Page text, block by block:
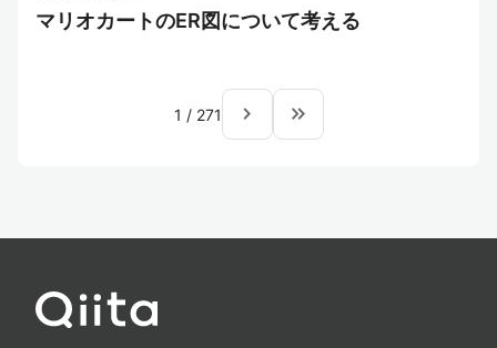
マリオカートのER図について考える
1 / 271 navigate_next keyboard_double_arrow_right